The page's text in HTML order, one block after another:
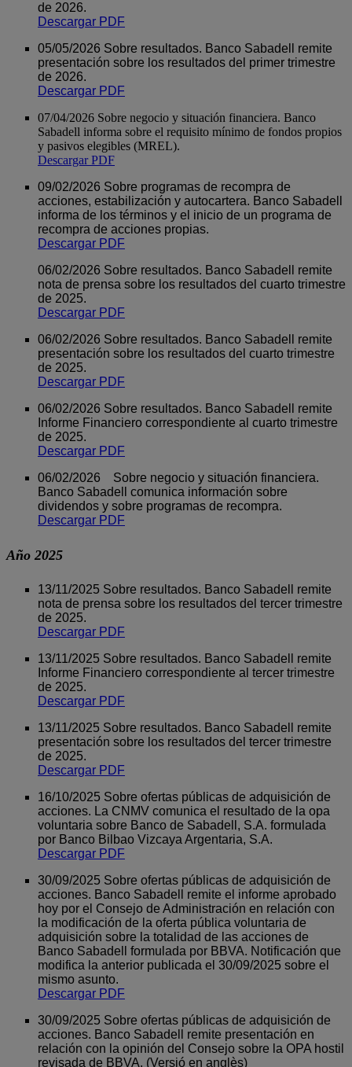
de 2026.
Descargar PDF
05/05/2026 Sobre resultados. Banco Sabadell remite
presentación sobre los resultados del primer trimestre
de 2026.
Descargar PDF
07/04/2026 Sobre negocio y situación financiera. Banco
Sabadell informa sobre el requisito mínimo de fondos propios
y pasivos elegibles (MREL).
Descargar PDF
09/02/2026 Sobre programas de recompra de
acciones, estabilización y autocartera. Banco Sabadell
informa de los términos y el inicio de un programa de
recompra de acciones propias.
Descargar PDF
06/02/2026 Sobre resultados. Banco Sabadell remite
nota de prensa sobre los resultados del cuarto trimestre
de 2025.
Descargar PDF
06/02/2026 Sobre resultados. Banco Sabadell remite
presentación sobre los resultados del cuarto trimestre
de 2025.
Descargar PDF
06/02/2026 Sobre resultados. Banco Sabadell remite
Informe Financiero correspondiente al cuarto trimestre
de 2025.
Descargar PDF
06/02/2026 Sobre negocio y situación financiera.
Banco Sabadell comunica información sobre
dividendos y sobre programas de recompra.
Descargar PDF
Año 2025
13/11/2025 Sobre resultados. Banco Sabadell remite
nota de prensa sobre los resultados del tercer trimestre
de 2025.
Descargar PDF
13/11/2025 Sobre resultados. Banco Sabadell remite
Informe Financiero correspondiente al tercer trimestre
de 2025.
Descargar PDF
13/11/2025 Sobre resultados. Banco Sabadell remite
presentación sobre los resultados del tercer trimestre
de 2025.
Descargar PDF
16/10/2025 Sobre ofertas públicas de adquisición de
acciones. La CNMV comunica el resultado de la opa
voluntaria sobre Banco de Sabadell, S.A. formulada
por Banco Bilbao Vizcaya Argentaria, S.A.
Descargar PDF
30/09/2025 Sobre ofertas públicas de adquisición de
acciones. Banco Sabadell remite el informe aprobado
hoy por el Consejo de Administración en relación con
la modificación de la oferta pública voluntaria de
adquisición sobre la totalidad de las acciones de
Banco Sabadell formulada por BBVA. Notificación que
modifica la anterior publicada el 30/09/2025 sobre el
mismo asunto.
Descargar PDF
30/09/2025 Sobre ofertas públicas de adquisición de
acciones. Banco Sabadell remite presentación en
relación con la opinión del Consejo sobre la OPA hostil
revisada de BBVA. (Versió en anglès)